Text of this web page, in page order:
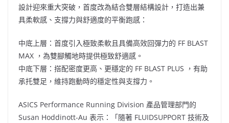
設計迎來重大突破，首度改為結合雙層結構設計，打造出兼
具柔軟感、支撐力與舒適度的平衡跑感：
中底上層：首度引入極致柔軟且具備高效回彈力的 FF BLAST
MAX ，為雙腳觸地時提供極致舒適感。
中底下層：搭配密度更高、更穩定的 FF BLAST PLUS ，有助
承托雙足，維持跑動時的穩定性與支撐力。
ASICS Performance Running Division 產品管理部門的
Susan Hoddinott-Au 表示：「隨著 FLUIDSUPPORT 技術及